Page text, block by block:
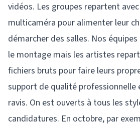
vidéos. Les groupes repartent
multicaméra pour alimenter leur
démarcher des salles. Nos
le montage mais les artistes
fichiers bruts pour faire leurs
support de qualité professionnelle
ravis. On est ouverts à tous les
candidatures. En octobre, par